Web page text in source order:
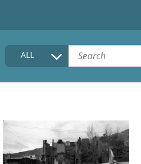
HOME
COLLECTIONS DESCRIPTION
FAQ
ALL